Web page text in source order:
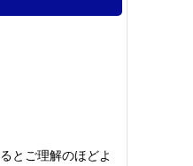
とご理解のほどよ